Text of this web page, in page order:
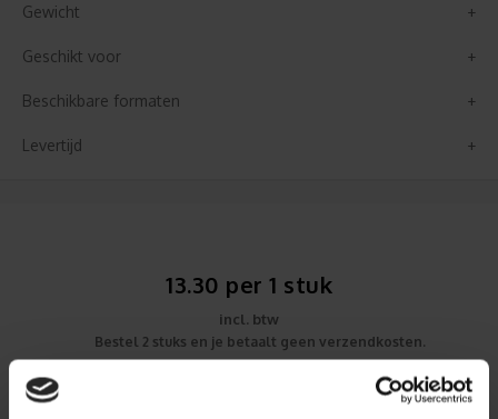
Gewicht
Geschikt voor
Beschikbare formaten
Levertijd
13.30 per 1 stuk
incl. btw
Bestel 2 stuks en je betaalt geen verzendkosten.
Bestel 3 stuks en je betaalt geen verzendkosten.